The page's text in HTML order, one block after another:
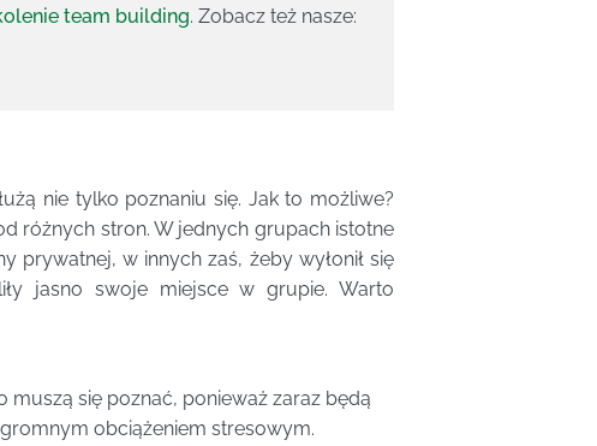
team building. Zobacz też nasze:
nie tylko poznaniu się. Jak to możliwe?
różnych stron. W jednych grupach istotne
prywatnej, w innych zaś, żeby wyłonił się
jasno swoje miejsce w grupie. Warto
się poznać, ponieważ zaraz będą
obciążeniem stresowym.